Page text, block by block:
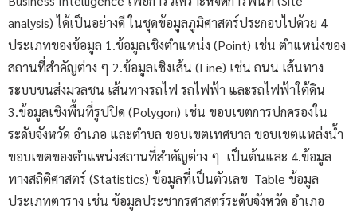
analysis) ได้เป็นอย่างดี ในชุดข้อมูลภูมิศาสตร์ประกอบไปด้วย 4
ประเภทของข้อมูล 1.ข้อมูลเชิงตำแหน่ง (Point) เช่น ตำแหน่งของ
สถานที่สำคัญต่าง ๆ 2.ข้อมูลเชิงเส้น (Line) เช่น ถนน เส้นทาง
ระบบขนส่งมวลชน เส้นทางรถไฟ รถไฟฟ้า และรถไฟฟ้าใต้ดิน
3.ข้อมูลเชิงพื้นที่รูปปิด (Polygon) เช่น ขอบเขตการปกครองใน
ระดับจังหวัด อำเภอ และตำบล ขอบเขตเทศบาล ขอบเขตแหล่งน้ำ
ขอบเขตของตำแหน่งสถานที่สำคัญต่าง ๆ เป็นต้นและ 4.ข้อมูล
ทางสถิติศาสตร์ (Statistics) ข้อมูลที่เป็นตัวเลข Table ข้อมูล
ประเภทตาราง เช่น ข้อมูลประชากรศาสตร์ระดับจังหวัด อำเภอ